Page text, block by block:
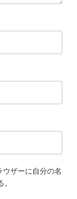
ザーに自分の名